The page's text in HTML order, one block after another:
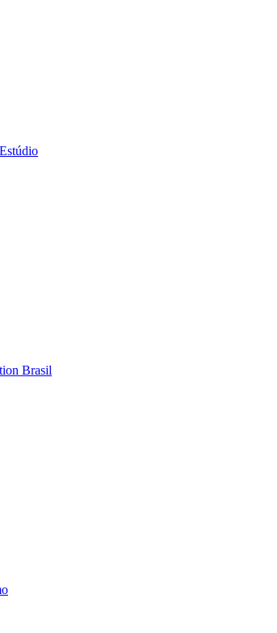
Brasil